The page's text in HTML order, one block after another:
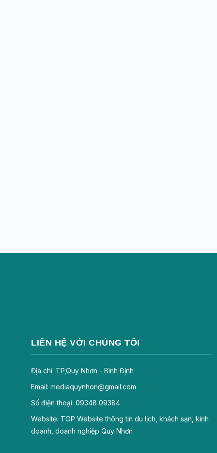
LIÊN HỆ VỚI CHÚNG TÔI
Địa chỉ: TP,Quy Nhơn - Bình Định
Email: mediaquynhon@gmail.com
Số điện thoại: 09348 09384
Website: TOP Website thông tin du lịch, khách sạn, kinh
doanh, doanh nghiệp Quy Nhơn